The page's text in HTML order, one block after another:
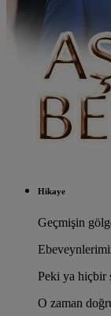
Hikaye
Geçmişin
Peki ya hiçbir
O zaman